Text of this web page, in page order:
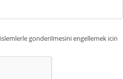
gonderilmesini engellemek icin